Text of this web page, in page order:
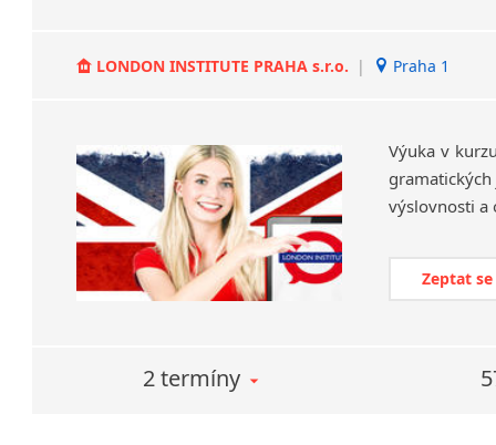
LONDON INSTITUTE PRAHA s.r.o. | Praha 1
Výuka v
Zeptat
2 termíny